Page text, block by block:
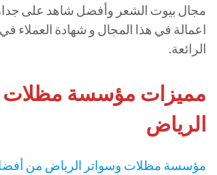
مجال بيوت الشعر وأفضل شاهد على
اعمالة في هذا المجال و شهادة العملاء
الرائعة.
مميزات مؤسسة مظلات
الرياض
مؤسسة مظلات وسواتر الرياض من